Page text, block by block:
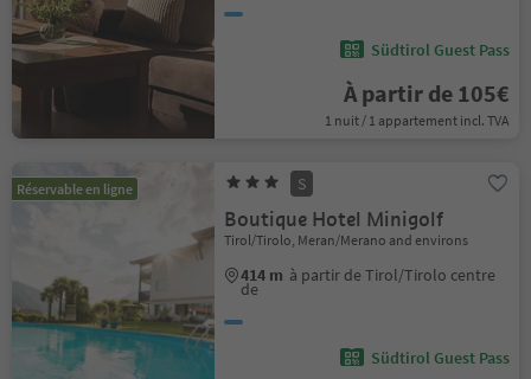
Südtirol Guest Pass
À partir de 105€
1 nuit / 1 appartement incl. TVA
Réservable en ligne S
Boutique Hotel Minigolf
Tirol/Tirolo, Meran/Merano and environs
414 m à partir de Tirol/Tirolo centre
de
Südtirol Guest Pass